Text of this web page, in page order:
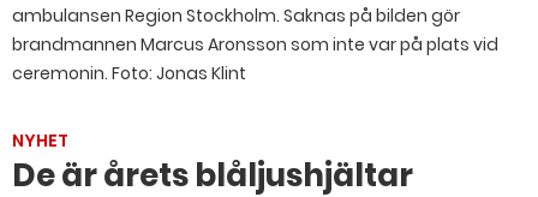
ambulansen Region Stockholm. Saknas på bilden gör
brandmannen Marcus Aronsson som inte var på plats vid
ceremonin. Foto: Jonas Klint
NYHET
De är årets blåljushjältar